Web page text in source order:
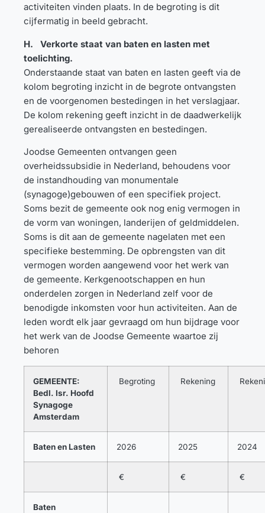
activiteiten vinden plaats. In de begroting is dit
cijfermatig in beeld gebracht.
H. Verkorte staat van baten en lasten met
toelichting.
Onderstaande staat van baten en lasten geeft via de
kolom begroting inzicht in de begrote ontvangsten
en de voorgenomen bestedingen in het verslagjaar.
De kolom rekening geeft inzicht in de daadwerkelijk
gerealiseerde ontvangsten en bestedingen.
Joodse Gemeenten ontvangen geen
overheidssubsidie in Nederland, behoudens voor
de instandhouding van monumentale
(synagoge)gebouwen of een specifiek project.
Soms bezit de gemeente ook nog enig vermogen in
de vorm van woningen, landerijen of geldmiddelen.
Soms is dit aan de gemeente nagelaten met een
specifieke bestemming. De opbrengsten van dit
vermogen worden aangewend voor het werk van
de gemeente. Kerkgenootschappen en hun
onderdelen zorgen in Nederland zelf voor de
benodigde inkomsten voor hun activiteiten. Aan de
leden wordt elk jaar gevraagd om hun bijdrage voor
het werk van de Joodse Gemeente waartoe zij
behoren
GEMEENTE:
Bedl. Isr. Hoofd
Synagoge
Amsterdam
Begroting Rekening
Baten en Lasten 2026 2025 2024
€ € €
Baten